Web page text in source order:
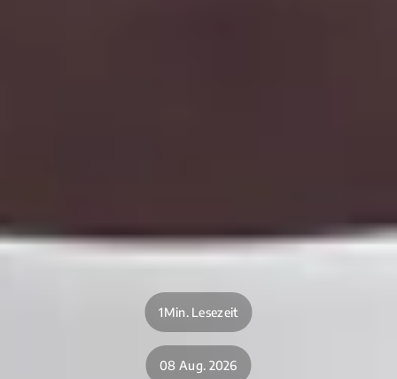
1Min. Lesezeit
08 Aug. 2026